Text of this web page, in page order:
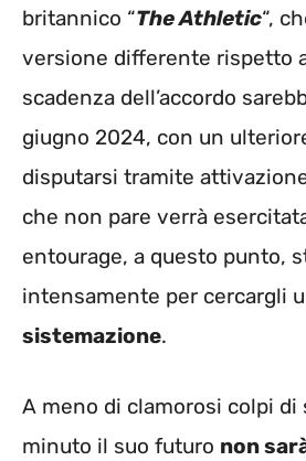
britannico “The Athletic“,
versione differente rispetto
scadenza dell’accordo
giugno 2024, con un
disputarsi tramite
che non pare verrà
entourage, a questo punto,
intensamente per cercargli
sistemazione.
A meno di clamorosi colpi di
minuto il suo futuro non